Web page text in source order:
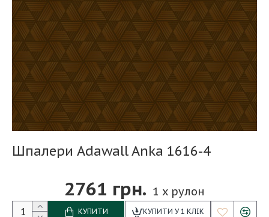
Шпалери Adawall Anka 1616-4
2761 грн. 1 x рулон
КУПИТИ КУПИТИ У 1 КЛІК